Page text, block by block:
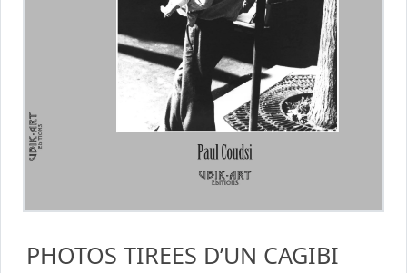
PHOTOS TIREES D’UN CAGIBI